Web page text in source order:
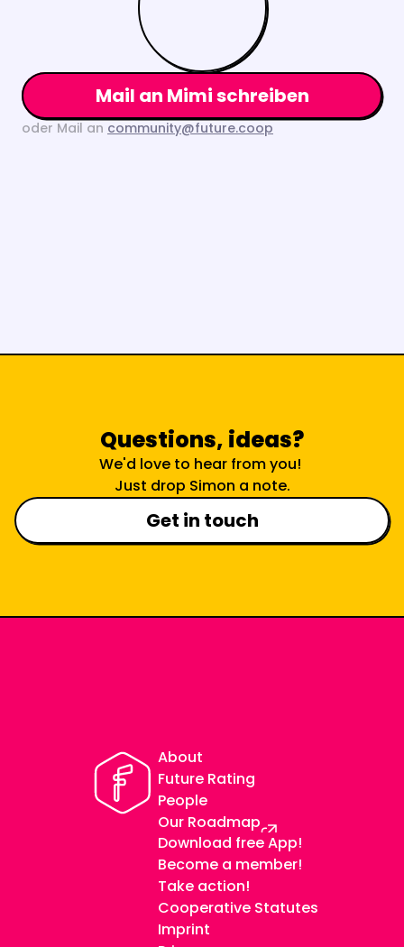
Mail an Mimi schreiben
oder Mail an community@future.coop
Questions, ideas?
We'd love to hear from you!
Just drop Simon a note.
Get in touch
About
Future Rating
People
Our Roadmap
Download free App!
Become a member!
Take action!
Cooperative Statutes
Imprint